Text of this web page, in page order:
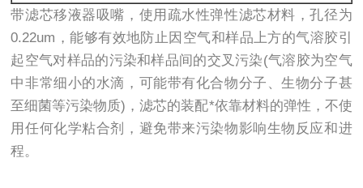
带滤芯移液器吸嘴，使用疏水性弹性滤芯材料，孔径为
0.22um，能够有效地防止因空气和样品上方的气溶胶引
起空气对样品的污染和样品间的交叉污染(气溶胶为空气
中非常细小的水滴，可能带有化合物分子、生物分子甚
至细菌等污染物质)，滤芯的装配*依靠材料的弹性，不使
用任何化学粘合剂，避免带来污染物影响生物反应和进
程。